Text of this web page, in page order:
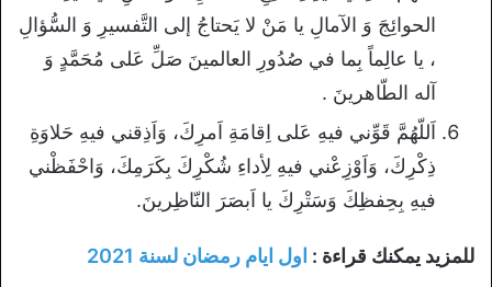
الحوائِجَ وَ الآمالِ يا مَنْ لا يَحتاجُ إلى التَّفسيرِ وَ السُّؤالِ
، يا عالِماً بِما في صُدُورِ العالمينَ صَلِّ عَلى مُحَمَّدٍ وَ
آله الطّاهرينَ .
اَللّهُمَّ قَوِّني فيهِ عَلى اِقامَةِ اَمرِكَ، وَاَذِقني فيهِ حَلاوَةِ
ذِكْرِكَ، وَاَوْزِعْني فيهِ لِأداءِ شُكْرِكَ بِكَرَمِكَ، وَاحْفَظْني
فيهِ بِحِفظِكَ وَسَتْرِكَ يا اَبصَرَ النّاظِرينَ.
للمزيد يمكنك قراءة : اول ايام رمضان لسنة 2021